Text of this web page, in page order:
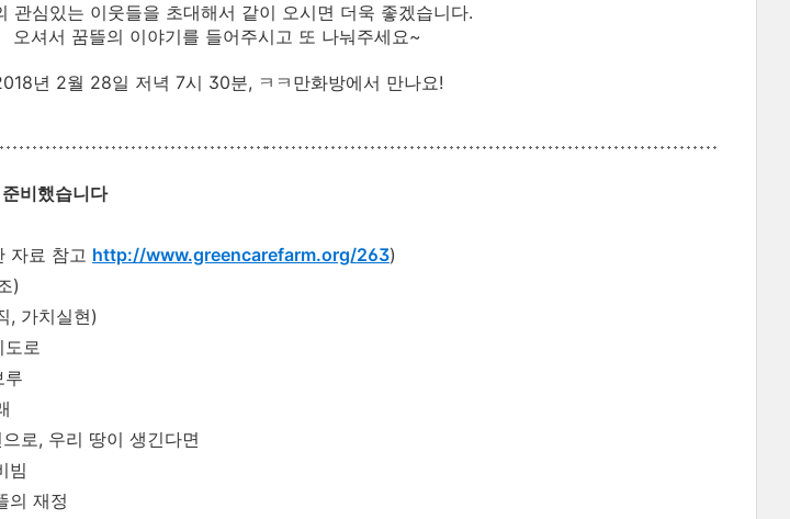
관심있는 이웃들을 초대해서 같이 오시면 더욱 좋겠습니다.
오셔서 꿈뜰의 이야기를 들어주시고 또 나눠주세요~
년 2월 28일 저녁 7시 30분, ㅋㅋ만화방에서 만나요!
비했습니다
자료 참고 http://www.greencarefarm.org/263)
)
, 가치실현)
도로
루
로, 우리 땅이 생긴다면
빔
의 재정